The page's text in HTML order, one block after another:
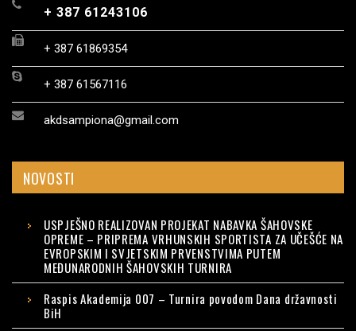
+ 387 61243106
+ 387 61869354
+ 387 61567116
akdsampiona@gmail.com
NOVOSTI
USPJEŠNO REALIZOVAN PROJEKAT NABAVKA ŠAHOVSKE
OPREME – PRIPREMA VRHUNSKIH SPORTISTA ZA UČEŠĆE NA
EVROPSKIM I SVJETSKIM PRVENSTVIMA PUTEM
MEĐUNARODNIH ŠAHOVSKIH TURNIRA
Raspis Akademija 007 – Turnira povodom Dana državnosti
BiH